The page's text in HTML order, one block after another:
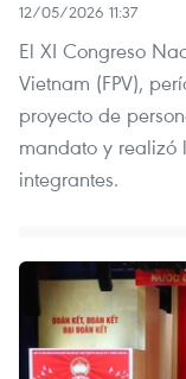
12/05/2026 11:37
El XI Congreso
Vietnam (FPV),
proyecto de
mandato y realizó
integrantes.